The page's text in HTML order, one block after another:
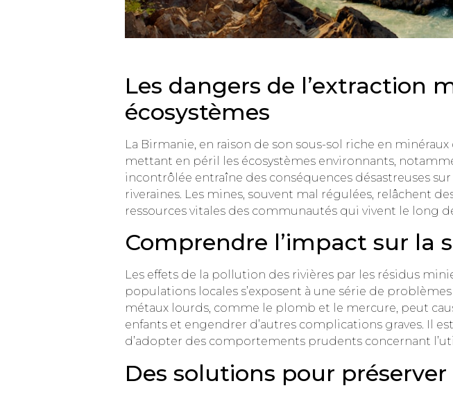
Les dangers de l’extraction
écosystèmes
La Birmanie, en raison de son sous-sol riche en
mettant en péril les écosystèmes environnants,
incontrôlée entraîne des conséquences désastreuses
riveraines. Les mines, souvent mal régulées, relâchent
ressources vitales des communautés qui vivent le long
Comprendre l’impact sur la
Les effets de la pollution des rivières par les résidus
populations locales s’exposent à une série de
métaux lourds, comme le plomb et le mercure, peut
enfants et engendrer d’autres complications graves. Il
d’adopter des comportements prudents concernant
Des solutions pour préserver